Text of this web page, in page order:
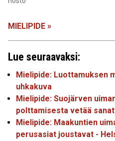
MIELIPIDE »
Lue seuraavaksi:
Mielipide: Luottamuksen
uhkakuva
Mielipide: Suojärven
polttamisesta vetää
Mielipide: Maakuntien
perusasiat joustavat -